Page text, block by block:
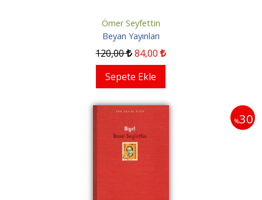
Ömer Seyfettin
Beyan Yayınları
120,00 84,00
Sepete Ekle
%30